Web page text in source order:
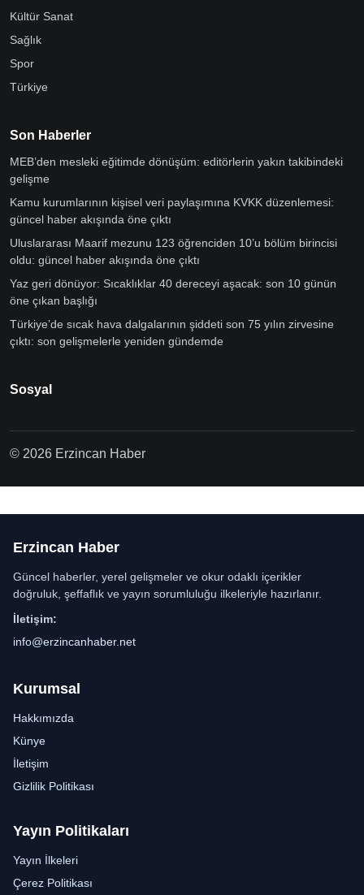
Kültür Sanat
Sağlık
Spor
Türkiye
Son Haberler
MEB’den mesleki eğitimde dönüşüm: editörlerin yakın takibindeki
gelişme
Kamu kurumlarının kişisel veri paylaşımına KVKK düzenlemesi:
güncel haber akışında öne çıktı
Uluslararası Maarif mezunu 123 öğrenciden 10’u bölüm birincisi
oldu: güncel haber akışında öne çıktı
Yaz geri dönüyor: Sıcaklıklar 40 dereceyi aşacak: son 10 günün
öne çıkan başlığı
Türkiye’de sıcak hava dalgalarının şiddeti son 75 yılın zirvesine
çıktı: son gelişmelerle yeniden gündemde
Sosyal
© 2026 Erzincan Haber
Erzincan Haber
Güncel haberler, yerel gelişmeler ve okur odaklı içerikler
doğruluk, şeffaflık ve yayın sorumluluğu ilkeleriyle hazırlanır.
İletişim:
info@erzincanhaber.net
Kurumsal
Hakkımızda
Künye
İletişim
Gizlilik Politikası
Yayın Politikaları
Yayın İlkeleri
Çerez Politikası